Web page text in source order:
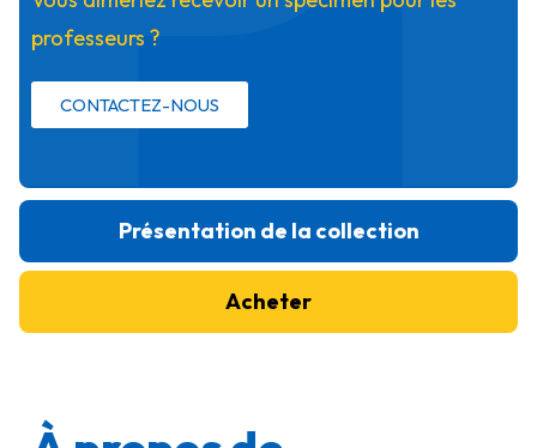
professeurs ?
CONTACTEZ-NOUS
Présentation de la collection
Acheter